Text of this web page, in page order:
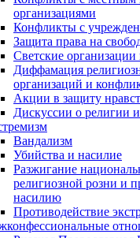
организациями
Конфликты с
Защита права на
Светские
Диффамация
организаций и
Акции в защиту
Дискуссии о религии
Вандализм
Убийства и насилие
Разжигание
религиозной розни и
насилию
Противодействие